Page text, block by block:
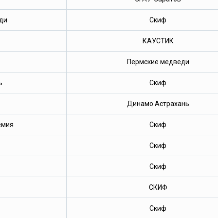
Скиф
КАУСТИК
Пермские медведи
Скиф
Динамо Астрахань
Скиф
Скиф
Скиф
СКИФ
Скиф